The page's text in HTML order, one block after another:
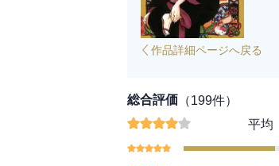
作品詳細ページへ戻る
総合評価 （199件）
平均